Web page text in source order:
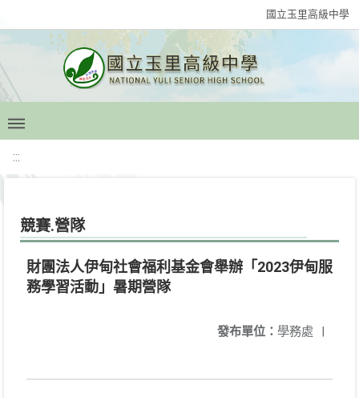
國立玉里高級中學
:::
競賽.營隊
財團法人伊甸社會福利基金會舉辦「2023伊甸服
務學習活動」暑期營隊
發布單位： 學務處 |